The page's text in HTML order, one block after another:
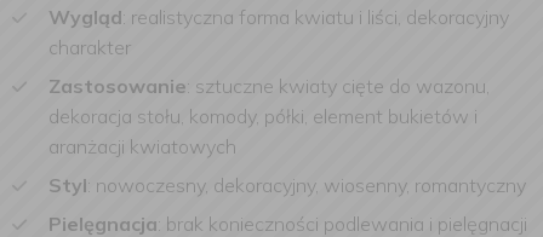
Wygląd: realistyczna forma kwiatu i liści, dekoracyjny
charakter
Zastosowanie: sztuczne kwiaty cięte do wazonu,
dekoracja stołu, komody, półki, element bukietów i
aranżacji kwiatowych
Styl: nowoczesny, dekoracyjny, wiosenny, romantyczny
Pielęgnacja: brak konieczności podlewania i pielęgnacji